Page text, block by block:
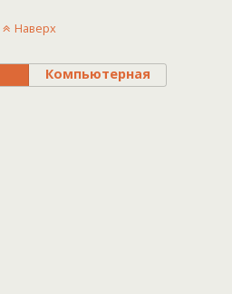
Наверх
Компьютерная